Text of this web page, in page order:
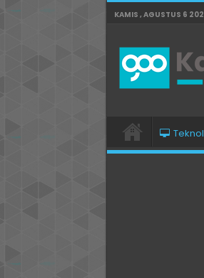
KAMIS , AGUSTUS 6